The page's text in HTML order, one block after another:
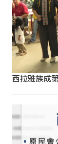
西拉雅族成